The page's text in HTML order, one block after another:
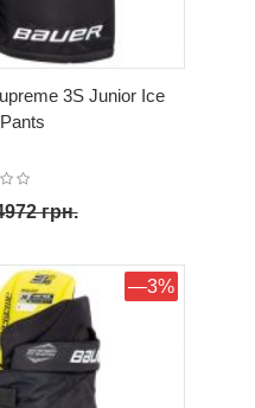
3S Junior Ice
грн.
—3%